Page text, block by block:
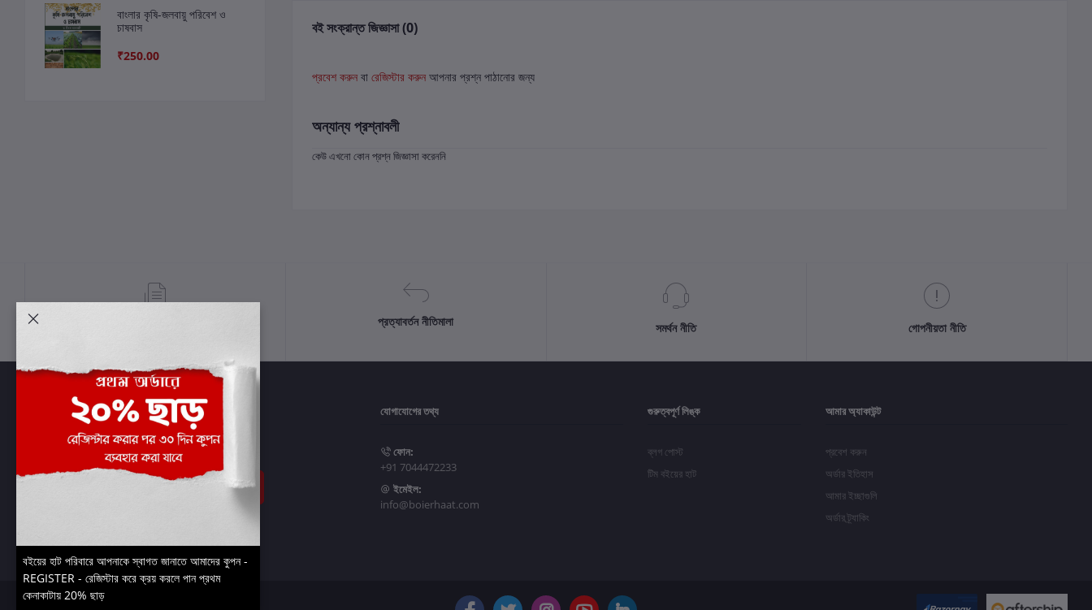
বাংলার কৃষি-জলবায়ু পরিবেশ ও
চাষবাস
₹250.00
বই সংক্রান্ত জিজ্ঞাসা (0)
প্রবেশ করুন বা রেজিস্টার করুন আপনার প্রশ্ন পাঠানোর জন্য
অন্যান্য প্রশ্নাবলী
কেউ এখনো কোন প্রশ্ন জিজ্ঞাসা করেননি
প্রত্যাবর্তন নীতিমালা সমর্থন নীতি গোপনীয়তা নীতি
সাবস্ক্রাইব
যোগাযোগের তথ্য
ফোন:
+91 7044472233
ইমেইল:
info@boierhaat.com
গুরুত্বপূর্ণ লিঙ্ক
ব্লগ পোস্ট
টিম বইয়ের হাট
আমার অ্যাকাউন্ট
প্রবেশ করুন
অর্ডার ইতিহাস
আমার ইচ্ছাগুলি
অর্ডার ট্র্যাকিং
বইয়ের হাট পরিবারে আপনাকে স্বাগত জানাতে আমাদের কুপন -
REGISTER - রেজিস্টার করে ক্রয় করলে পান প্রথম
কেনাকাটায় 20% ছাড়